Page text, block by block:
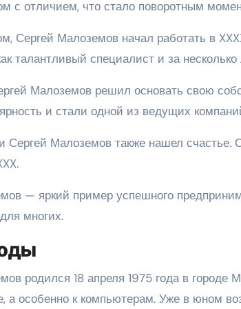
с отличием, что стало поворотным
Сергей Малоземов начал работать в
талантливый специалист и за несколько
Малоземов решил основать свою
и стали одной из ведущих
Сергей Малоземов также нашел счастье.
— яркий пример успешного
многих.
родился 18 апреля 1975 года в городе
а особенно к компьютерам. Уже в юном